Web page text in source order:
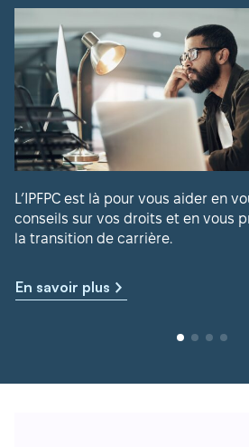
L’IPFPC est là pour vous aider en
conseils sur vos droits et en vous
la transition de carrière.
En savoir plus